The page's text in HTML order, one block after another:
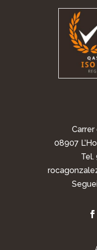
08907
Tel.